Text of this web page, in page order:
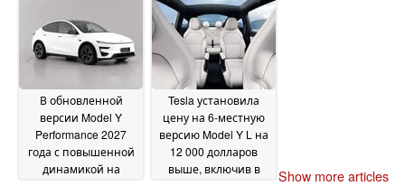
всего 45
автомобилей по
всей Европе 12 July
2026
опасения по поводу
резкого падения
стоимости при
перепродаже и
отсутствия
долгосрочной
поддержки
В обновленной
версии Model Y
Performance 2027
года с повышенной
динамикой на
Tesla установила
цену на 6-местную
версию Model Y L на
12 000 долларов
выше, включив в
Show more articles